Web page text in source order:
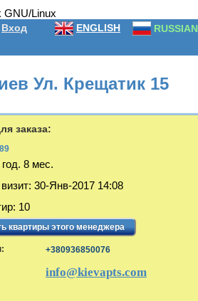
GNU/Linux
Вход ENGLISH RUSSIAN
Ул. Крещатик 15
заказа:
год. 8 мес.
: 30-Янв-2017 14:08
: 10
квартиры этого менеджера
+380936850076
info@kievapts.com